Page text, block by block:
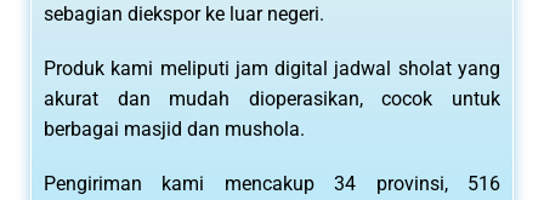
sebagian diekspor ke luar negeri.
Produk kami meliputi jam digital jadwal sholat yang
akurat dan mudah dioperasikan, cocok untuk
berbagai masjid dan mushola.
Pengiriman kami mencakup 34 provinsi, 516